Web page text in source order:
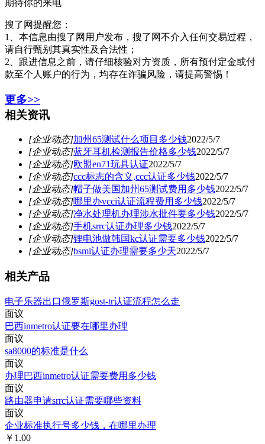
期待你的来电
搜了网提醒您：
1、本信息由搜了网用户发布，搜了网不介入任何交易过程，
请自行甄别其真实性及合法性；
2、跟进信息之前，请仔细核验对方资质，所有预付定金或付
款至个人账户的行为，均存在诈骗风险，请提高警惕！
更多>>
相关资讯
[企业动态]加州65测试什么项目多少钱2022/5/7
[企业动态]蓝牙耳机检测报告价格多少钱2022/5/7
[企业动态]欧盟en71玩具认证2022/5/7
[企业动态]ccc标志的含义,ccc认证多少钱2022/5/7
[企业动态]帽子做美国加州65测试费用多少钱2022/5/7
[企业动态]哪里办vcci认证流程费用多少钱2022/5/7
[企业动态]净水处理机办理涉水批件要多少钱2022/5/7
[企业动态]手机srrc认证办理多少钱2022/5/7
[企业动态]锂电池做韩国kc认证需要多少钱2022/5/7
[企业动态]bsmi认证办理需要多少天2022/5/7
相关产品
电子乐器出口俄罗斯gost-tr认证流程怎么走
面议
巴西inmetro认证要在哪里办理
面议
sa8000的标准是什么
面议
办理巴西inmetro认证需要费用多少钱
面议
路由器申请srrc认证需要哪些资料
面议
企业标准执行号多少钱，在哪里办理
￥1.00